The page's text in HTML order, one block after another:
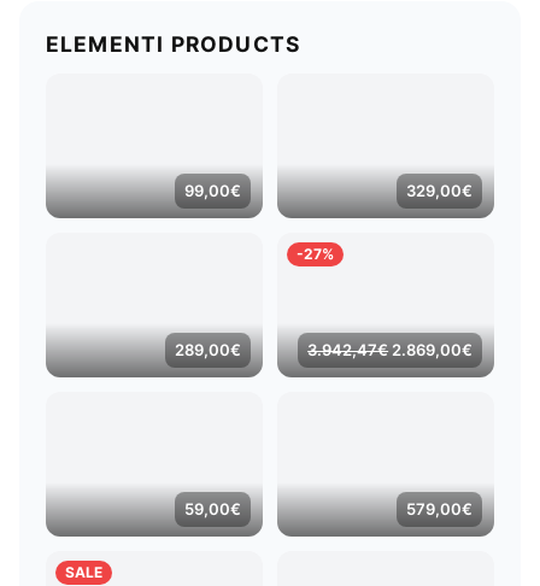
ELEMENTI PRODUCTS
99,00€ 329,00€
289,00€
-27%
3.942,47€ Il
prezzo
2.869,00€
prezzo
59,00€ 579,00€
SALE